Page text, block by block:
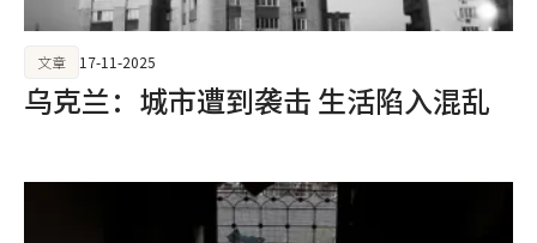
乌克兰：城市遭到袭击 生活陷入混乱
文章 17-11-2025